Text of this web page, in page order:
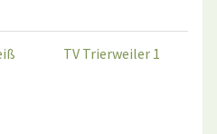
TV Trierweiler 1